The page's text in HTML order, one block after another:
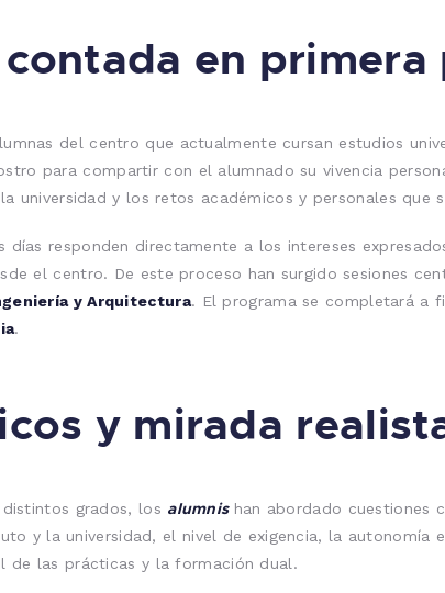
en primera
del centro que actualmente cursan estudios
para compartir con el alumnado su vivencia
universidad y los retos académicos y personales que
días responden directamente a los intereses
el centro. De este proceso han surgido sesiones
y Arquitectura. El programa se completará a
.
y mirada
grados, los alumnis han abordado cuestiones
y la universidad, el nivel de exigencia, la autonomía
de las prácticas y la formación dual.